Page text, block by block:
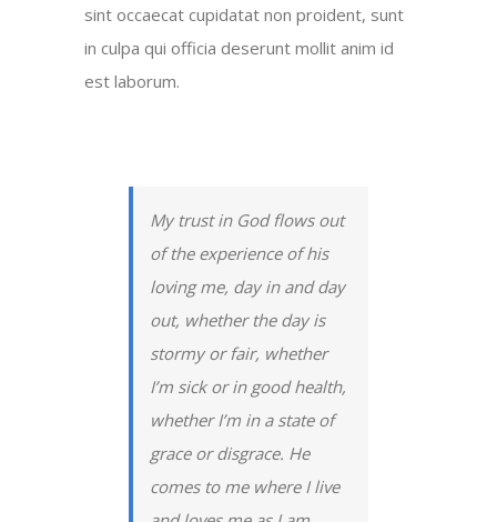
sint occaecat cupidatat non proident, sunt
in culpa qui officia deserunt mollit anim id
est laborum.
My trust in God flows out
of the experience of his
loving me, day in and day
out, whether the day is
stormy or fair, whether
I’m sick or in good health,
whether I’m in a state of
grace or disgrace. He
comes to me where I live